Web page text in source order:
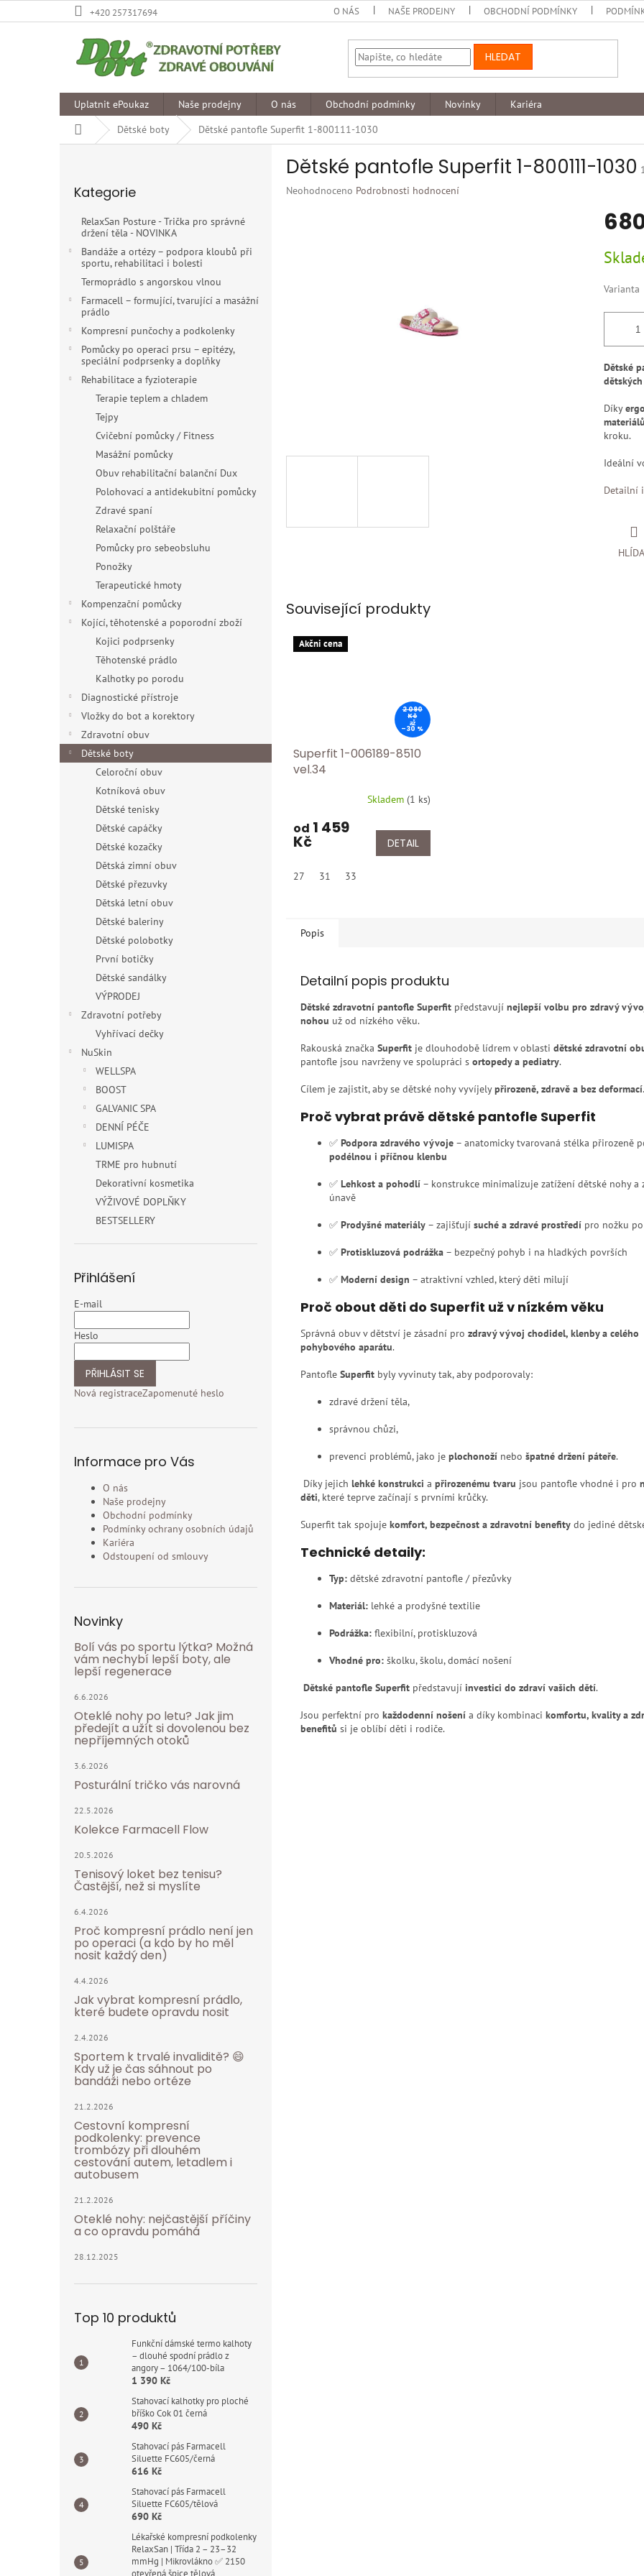
na
+420 257317694 O NÁS NAŠE PRODEJNY OBCHODNÍ PODMÍNKY
HLEDAT
Uplatnit ePoukaz Naše prodejny O nás Obchodní podmínky Novinky
Kariéra
Domů
Dětské boty Dětské pantofle Superfit 1-800111-1030
kategorie
Kategorie
RelaxSan Posture - Trička pro správné
držení těla - NOVINKA
Bandáže a ortézy – podpora kloubů při
sportu, rehabilitaci i bolesti
Termoprádlo s angorskou vlnou
Farmacell – formující, tvarující a masážní
prádlo
Kompresní punčochy a podkolenky
Pomůcky po operaci prsu – epitézy,
speciální podprsenky a doplňky
Rehabilitace a fyzioterapie
Terapie teplem a chladem
Tejpy
Cvičební pomůcky / Fitness
Masážní pomůcky
Obuv rehabilitační balanční Dux
Polohovací a antidekubitní pomůcky
Zdravé spaní
Relaxační polštáře
Pomůcky pro sebeobsluhu
Ponožky
Terapeutické hmoty
Kompenzační pomůcky
Kojící, těhotenské a poporodní zboží
Kojici podprsenky
Těhotenské prádlo
Kalhotky po porodu
Diagnostické přístroje
Vložky do bot a korektory
Zdravotní obuv
Dětské boty
Celoroční obuv
Kotníková obuv
Dětské tenisky
Dětské capáčky
Dětské kozačky
Dětská zimní obuv
Dětské přezuvky
Dětská letní obuv
Dětské baleriny
Dětské polobotky
První botičky
Dětské sandálky
VÝPRODEJ
Zdravotní potřeby
Vyhřívací dečky
NuSkin
WELLSPA
BOOST
GALVANIC SPA
DENNÍ PÉČE
LUMISPA
TRME pro hubnutí
Dekorativní kosmetika
VÝŽIVOVÉ DOPLŇKY
BESTSELLERY
Přihlášení
E-mail
Heslo
PŘIHLÁSIT SE
Nová registraceZapomenuté heslo
Informace pro Vás
O nás
Naše prodejny
Obchodní podmínky
Podmínky ochrany osobních údajů
Kariéra
Odstoupení od smlouvy
Novinky
Bolí vás po sportu lýtka? Možná
vám nechybí lepší boty, ale
lepší regenerace
6.6.2026
Oteklé nohy po letu? Jak jim
předejít a užít si dovolenou bez
nepříjemných otoků
3.6.2026
Posturální tričko vás narovná
22.5.2026
Kolekce Farmacell Flow
20.5.2026
Tenisový loket bez tenisu?
Častější, než si myslíte
6.4.2026
Proč kompresní prádlo není jen
po operaci (a kdo by ho měl
nosit každý den)
4.4.2026
Jak vybrat kompresní prádlo,
které budete opravdu nosit
2.4.2026
Sportem k trvalé invaliditě? 😄
Kdy už je čas sáhnout po
bandáži nebo ortéze
21.2.2026
Cestovní kompresní
podkolenky: prevence
trombózy při dlouhém
cestování autem, letadlem i
autobusem
21.2.2026
Oteklé nohy: nejčastější příčiny
a co opravdu pomáhá
28.12.2025
Top 10 produktů
Funkční dámské termo kalhoty
– dlouhé spodní prádlo z
angory – 1064/100-bíla
1 390 Kč
Stahovací kalhotky pro ploché
bříško Cok 01 černá
490 Kč
Stahovací pás Farmacell
Siluette FC605/černá
616 Kč
Stahovací pás Farmacell
Siluette FC605/tělová
690 Kč
Lékařské kompresní podkolenky
RelaxSan | Třída 2 – 23–32
mmHg | Mikrovlákno ✅ 2150
otevřená špice tělová
Dětské pantofle Superfit 1-800111-1030
Průměrné
Neohodnoceno Podrobnosti hodnocení
cena:
Varianta
Dětské
Díky
kroku.
Ideální
Detailní
Související produkty
Akčni cena
2 090
Kč
až
–30 %
Superfit 1-006189-8510
vel.34
Skladem (1 ks)
od 1 459
Kč DETAIL
27 31 33
Popis
Detailní popis produktu
Dětské zdravotní pantofle Superfit představují nejlepší volbu pro zdravý
nohou už od nízkého věku.
Rakouská značka Superfit je dlouhodobě lídrem v oblasti dětské zdravotní
pantofle jsou navrženy ve spolupráci s ortopedy a pediatry.
Cílem je zajistit, aby se dětské nohy vyvíjelypřirozeně, zdravě a bez deformací.
Proč vybrat právě dětské pantofle Superfit
✅ Podpora zdravého vývoje – anatomicky tvarovaná stélka přirozeně
podélnou i příčnou klenbu
✅ Lehkost a pohodlí – konstrukce minimalizuje zatížení dětské nohy a
únavě
✅ Prodyšné materiály – zajišťují suché a zdravé prostředí pro nožku
✅ Protiskluzová podrážka – bezpečný pohyb i na hladkých površích
✅ Moderní design – atraktivní vzhled, který děti milují
Proč obout děti do Superfit už v nízkém věku
Správná obuv v dětství je zásadní pro zdravý vývoj chodidel, klenby a celého
pohybového aparátu.
Pantofle Superfit byly vyvinuty tak, aby podporovaly:
zdravé držení těla,
správnou chůzi,
prevenci problémů, jako je plochonoží nebo špatné držení páteře.
Díky jejich lehké konstrukci a přirozenému tvaru jsou pantofle vhodné i pro
děti, které teprve začínají s prvními krůčky.
Superfit tak spojuje komfort, bezpečnost a zdravotní benefity do jediné
Technické detaily:
Typ: dětské zdravotní pantofle / přezůvky
Materiál: lehké a prodyšné textilie
Podrážka: flexibilní, protiskluzová
Vhodné pro: školku, školu, domácí nošení
Dětské pantofle Superfit představují investici do zdraví vašich dětí.
Jsou perfektní pro každodenní nošení a díky kombinaci komfortu, kvality a
benefitů si je oblíbí děti i rodiče.